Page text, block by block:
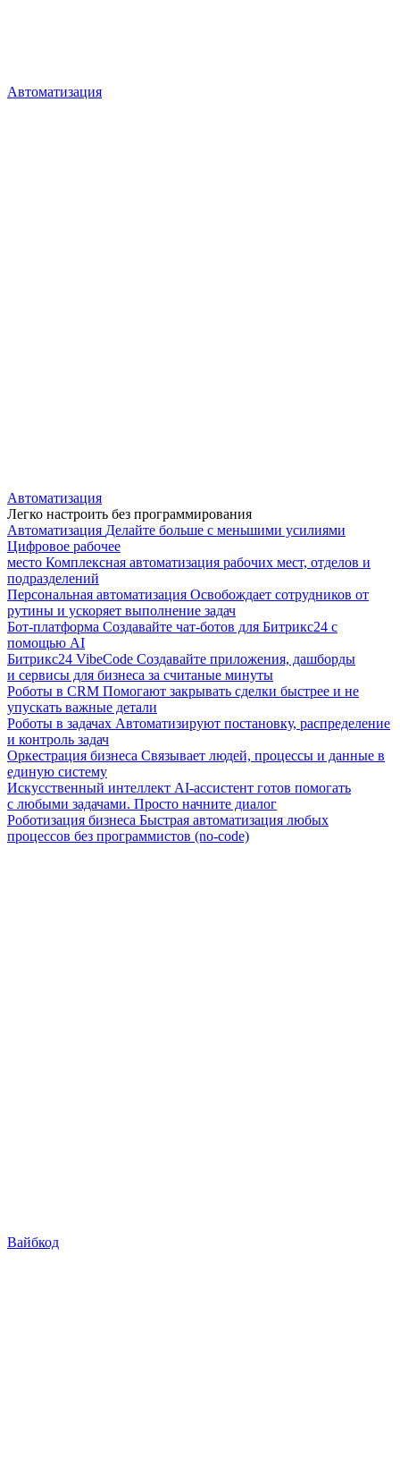
Автоматизация
Автоматизация
Легко настроить без программирования
Автоматизация Делайте больше с меньшими усилиями
Цифровое рабочее
место Комплексная автоматизация рабочих мест, отделов и
подразделений
Персональная автоматизация Освобождает сотрудников от
рутины и ускоряет выполнение задач
Бот-платформа Создавайте чат-ботов для Битрикс24 с
помощью AI
Битрикс24 VibeCode Создавайте приложения, дашборды
и сервисы для бизнеса за считаные минуты
Роботы в CRM Помогают закрывать сделки быстрее и не
упускать важные детали
Роботы в задачах Автоматизируют постановку, распределение
и контроль задач
Оркестрация бизнеса Связывает людей, процессы и данные в
единую систему
Искусственный интеллект AI-ассистент готов помогать
с любыми задачами. Просто начните диалог
Роботизация бизнеса Быстрая автоматизация любых
процессов без программистов (no-code)
Вайбкод